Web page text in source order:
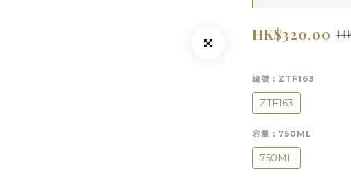
HK$320.00
編號 : ZTF163
ZTF163
容量 : 750ML
750ML